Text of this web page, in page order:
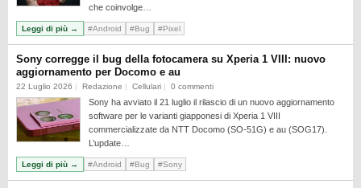
che coinvolge…
Leggi di più → #Android #Bug #Pixel
Sony corregge il bug della fotocamera su Xperia 1 VIII: nuovo
aggiornamento per Docomo e au
22 Luglio 2026 Redazione Cellulari 0 commenti
Sony ha avviato il 21 luglio il rilascio di un nuovo aggiornamento
software per le varianti giapponesi di Xperia 1 VIII
commercializzate da NTT Docomo (SO-51G) e au (SOG17).
L’update…
Leggi di più → #Android #Bug #Sony